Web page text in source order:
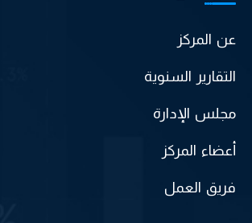
عن المركز
التقارير السنوية
مجلس الإدارة
أعضاء المركز
فريق العمل